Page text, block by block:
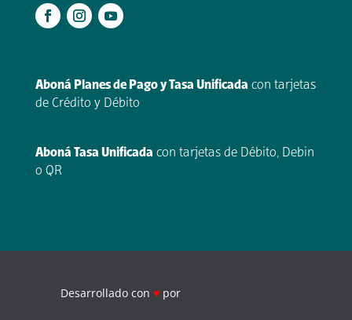
Aboná Planes de Pago y Tasa Unificada con tarjetas
de Crédito y Débito
Aboná Tasa Unificada con tarjetas de Débito, Debin
o QR
Desarrollado con ♥ por